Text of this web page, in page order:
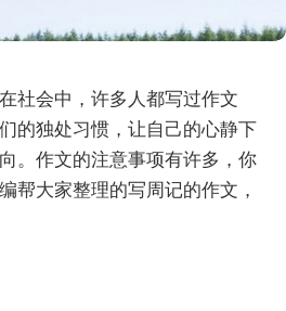
社会中，许多人都写过作文
的独处习惯，让自己的心静下
。作文的注意事项有许多，你
帮大家整理的写周记的作文，